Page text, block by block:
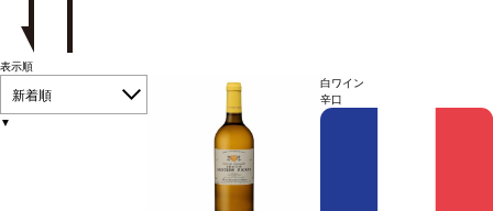
表示順
新着順
▼
白ワイン
辛口